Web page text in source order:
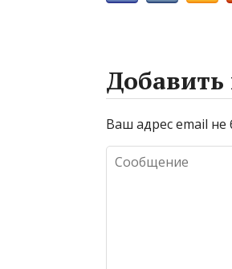
Ваш адрес email не